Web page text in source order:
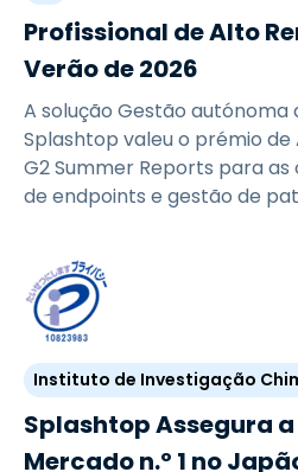
Profissional de Alto
Verão de 2026
A solução Gestão autónoma
Splashtop valeu o prémio
G2 Summer Reports para
de endpoints e gestão de
Instituto de Investigação
Splashtop Assegura
Mercado n.º 1 no